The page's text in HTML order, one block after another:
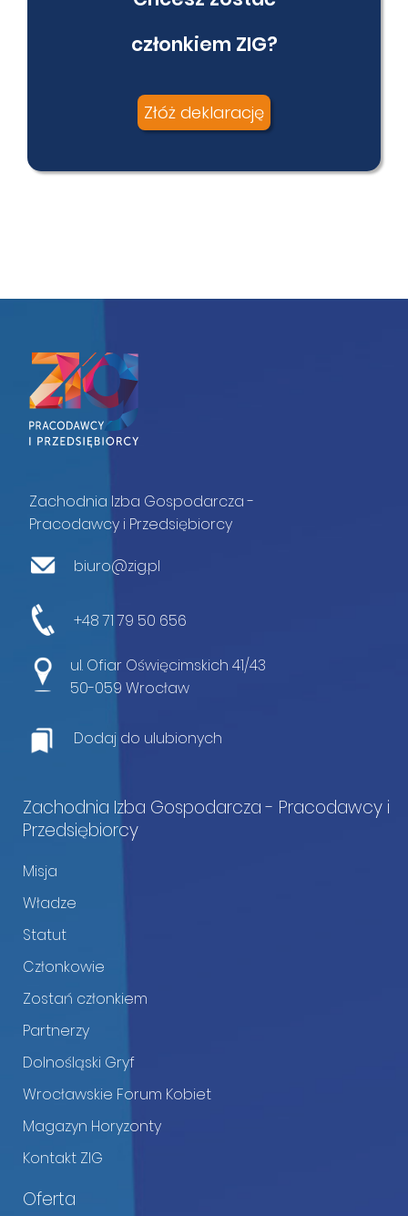
członkiem ZIG?
Złóż deklarację
Zachodnia Izba Gospodarcza -
Pracodawcy i Przedsiębiorcy
biuro@zig.pl
+48 71 79 50 656
ul. Ofiar Oświęcimskich 41/43
50-059 Wrocław
Dodaj do ulubionych
Zachodnia Izba Gospodarcza - Pracodawcy i
Przedsiębiorcy
Misja
Władze
Statut
Członkowie
Zostań członkiem
Partnerzy
Dolnośląski Gryf
Wrocławskie Forum Kobiet
Magazyn Horyzonty
Kontakt ZIG
Oferta